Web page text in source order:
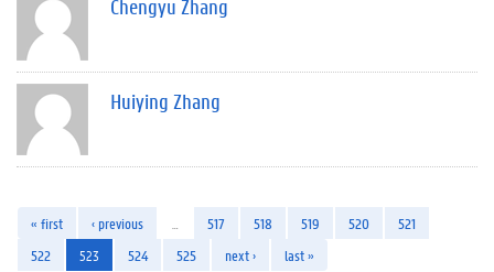
Chengyu Zhang
Huiying Zhang
« first ‹ previous 517 518 519 520
521
522
523 524 525 next › last »